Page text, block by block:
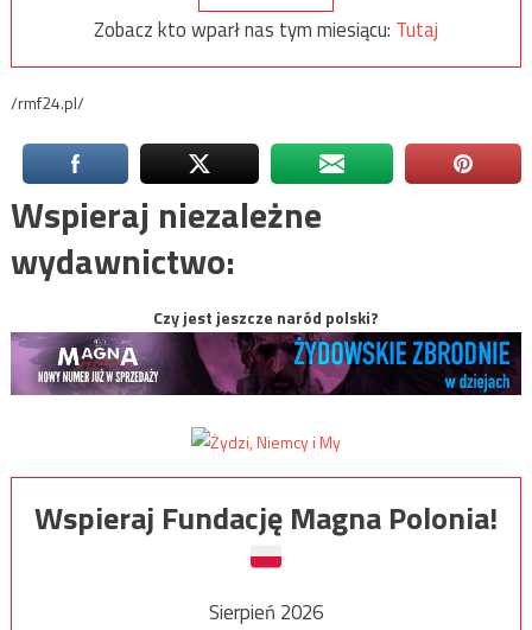
Zobacz kto wparł nas tym miesiącu: Tutaj
/rmf24.pl/
Wspieraj niezależne
wydawnictwo:
Czy jest jeszcze naród polski?
Wspieraj Fundację Magna Polonia!
Sierpień 2026